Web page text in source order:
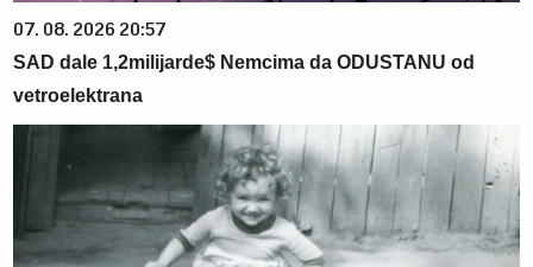
07. 08. 2026 20:57
SAD dale 1,2milijarde$ Nemcima da ODUSTANU od
vetroelektrana